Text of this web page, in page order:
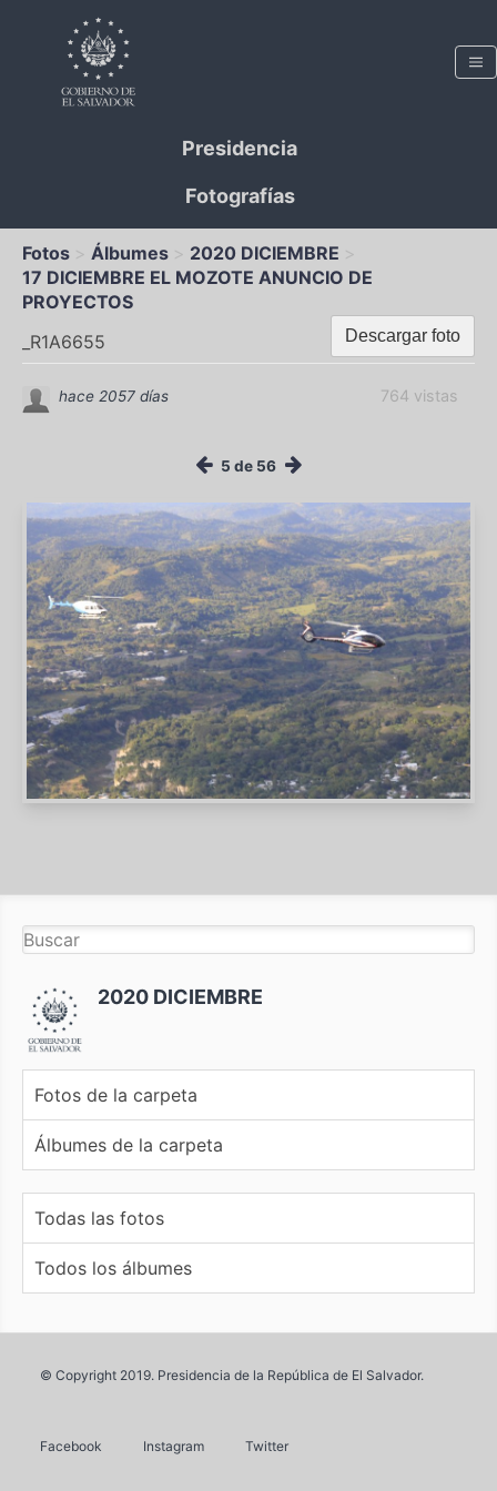
Presidencia
Fotografías
Fotos Álbumes
2020 DICIEMBRE
17 DICIEMBRE EL MOZOTE ANUNCIO DE
PROYECTOS
Descargar foto
_R1A6655
764 vistas
hace 2057 días
5 de 56
2020 DICIEMBRE
Fotos de la carpeta
Álbumes de la carpeta
Todas las fotos
Todos los álbumes
© Copyright 2019. Presidencia de la República de El Salvador.
Facebook Instagram Twitter